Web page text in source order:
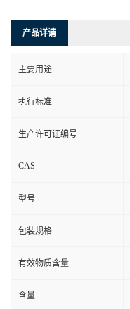
产品详请
主要用途
执行标准
生产许可证编号
CAS
型号
包装规格
有效物质含量
含量